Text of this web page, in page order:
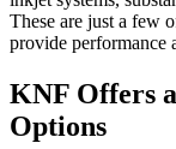
These are just a few
provide performance
KNF Offers
Options